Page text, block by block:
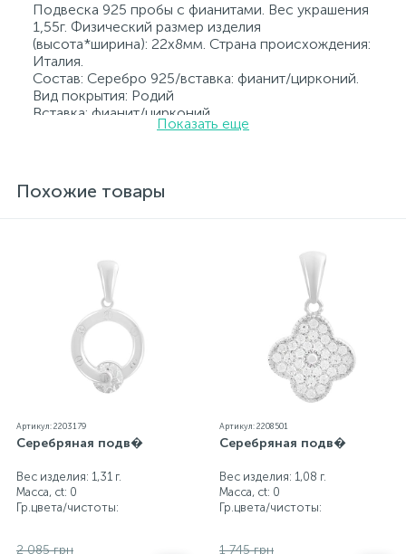
Подвеска 925 пробы с фианитами. Вес украшения
1,55г. Физический размер изделия
(высота*ширина): 22х8мм. Страна происхождения:
Италия.
Состав: Серебро 925/вставка: фианит/цирконий.
Вид покрытия: Родий
Вставка: фианит/цирконий.
Родированные украшения дольше сохраняют
внутренний контроль качества, а также контроль
каждому ювелирному украшению прилагаются
бирка с указанием всех параметров.*Цвета
изделий на сайте могут незначительно отличаться
от реальных из-за особенностей цветопередачи
Показать еще
Похожие товары
Артикул: 2203179
Серебряная подв�
Вес изделия: 1,31 г.
Масса, ct: 0
Гр.цвета/чистоты:
2 085 грн
Артикул: 2208501
Серебряная подв�
Вес изделия: 1,08 г.
Масса, ct: 0
Гр.цвета/чистоты:
1 745 грн